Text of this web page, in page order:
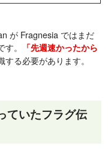
が Fragnesia ではまだ
。
「先週速かったから
する必要があります。
ていたフラグ伝